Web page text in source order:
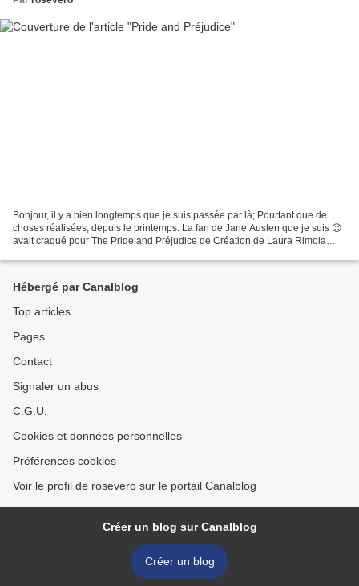
Bonjour, il y a bien longtemps que je suis passée par là; Pourtant que de
choses réalisées, depuis le printemps. La fan de Jane Austen que je suis 😉
avait craqué pour The Pride and Préjudice de Création de Laura Rimola
Hébergé par Canalblog
Top articles
Pages
Contact
Signaler un abus
C.G.U.
Cookies et données personnelles
Préférences cookies
Voir le profil de rosevero sur le portail Canalblog
Créer un blog sur Canalblog
Créer un blog